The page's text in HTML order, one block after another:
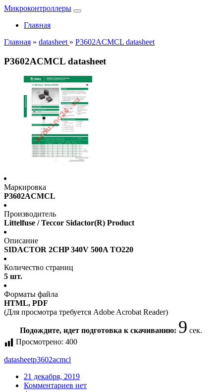
Микроконтроллеры
Главная
Главная » datasheet » P3602ACMCL datasheet
P3602ACMCL datasheet
Маркировка
P3602ACMCL
Производитель
Littelfuse / Teccor Sidactor(R) Product
Описание
SIDACTOR 2CHP 340V 500A TO220
Количество страниц
5 шт.
Форматы файла
HTML, PDF
(Для просмотра требуется Adobe Acrobat Reader)
Подождите, идет подготовка к скачиванию: 9 сек.
Просмотрено: 400
datasheetp3602acmcl
21 декабря, 2019
Комментариев нет